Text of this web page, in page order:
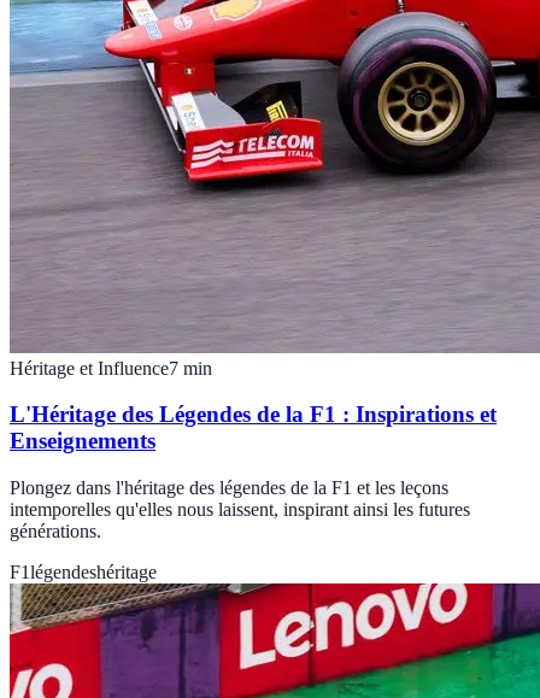
Héritage et Influence7 min
L'Héritage des Légendes de la F1 : Inspirations et
Enseignements
Plongez dans l'héritage des légendes de la F1 et les leçons
intemporelles qu'elles nous laissent, inspirant ainsi les futures
générations.
F1légendeshéritage